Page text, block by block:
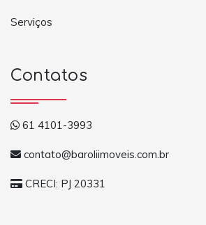
Serviços
Contatos
61 4101-3993
contato@baroliimoveis.com.br
CRECI: PJ 20331